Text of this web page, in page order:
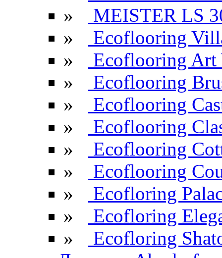
»
MEISTER LS
»
Ecoflooring
»
Ecoflooring Art
»
Ecoflooring
»
Ecoflooring
»
Ecoflooring
»
Ecoflooring
»
Ecoflooring
»
Ecofloring
»
Ecofloring
»
Ecofloring